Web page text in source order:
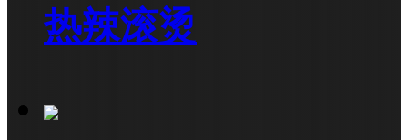
热辣滚烫